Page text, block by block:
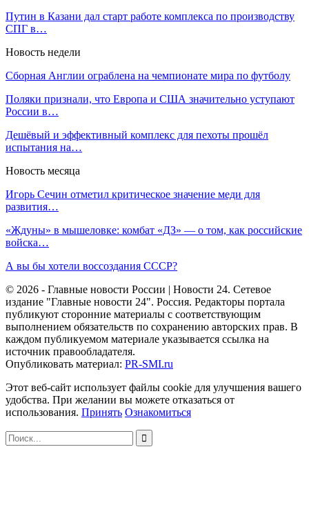
Путин в Казани дал старт работе комплекса по производству
СПГ в…
Новость недели
Сборная Англии ограблена на чемпионате мира по футболу
Поляки признали, что Европа и США значительно уступают
России в…
Дешёвый и эффективный комплекс для пехоты прошёл
испытания на…
Новость месяца
Игорь Сечин отметил критическое значение меди для
развития…
«Ждуны» в мышеловке: комбат «ДЗ» — о том, как российские
войска…
А вы бы хотели воссоздания СССР?
© 2026 - Главные новости России | Новости 24. Сетевое
издание "Главные новости 24". Россия. Редакторы портала
публикуют сторонние материалы с соответствующим
выполнением обязательств по сохранению авторских прав. В
каждом публикуемом материале указывается ссылка на
источник правообладателя.
Опубликовать материал: PR-SMI.ru
Этот веб-сайт использует файлы cookie для улучшения вашего
удобства. При желании вы можете отказаться от
использования. Принять Ознакомиться